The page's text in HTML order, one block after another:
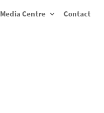
Media Centre Contact